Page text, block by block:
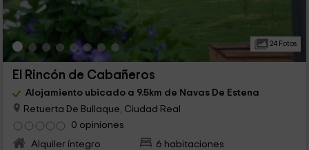
24 Fotos
El Rincón de Cabañeros
Alojamiento ubicado a 9.5km de Navas De Estena
Retuerta De Bullaque, Ciudad Real
0 opiniones
Alquiler íntegro
6 habitaciones